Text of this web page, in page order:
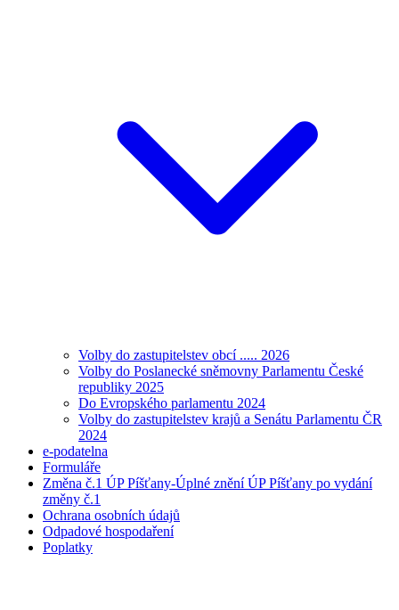
Volby do zastupitelstev obcí ..... 2026
Volby do Poslanecké sněmovny Parlamentu České
republiky 2025
Do Evropského parlamentu 2024
Volby do zastupitelstev krajů a Senátu Parlamentu ČR
2024
e-podatelna
Formuláře
Změna č.1 ÚP Píšťany-Úplné znění ÚP Píšťany po vydání
změny č.1
Ochrana osobních údajů
Odpadové hospodaření
Poplatky